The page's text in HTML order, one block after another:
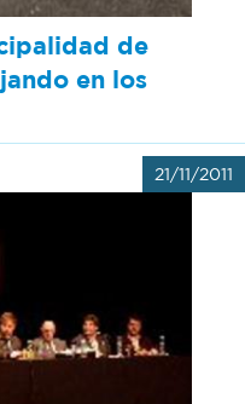
de
en los
21/11/2011